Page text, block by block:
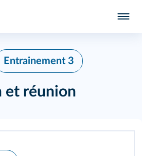
Entrainement 3
et réunion